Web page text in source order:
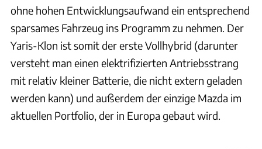
ohne hohen Entwicklungsaufwand ein entsprechend
sparsames Fahrzeug ins Programm zu nehmen. Der
Yaris-Klon ist somit der erste Vollhybrid (darunter
versteht man einen elektrifizierten Antriebsstrang
mit relativ kleiner Batterie, die nicht extern geladen
werden kann) und außerdem der einzige Mazda im
aktuellen Portfolio, der in Europa gebaut wird.